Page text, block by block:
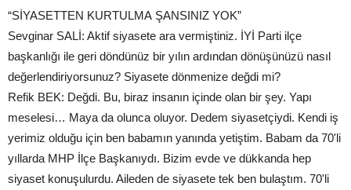
“SİYASETTEN KURTULMA ŞANSINIZ YOK”
Sevginar SALİ: Aktif siyasete ara vermiştiniz. İYİ Parti ilçe
başkanlığı ile geri döndünüz bir yılın ardından dönüşünüzü nasıl
değerlendiriyorsunuz? Siyasete dönmenize değdi mi?
Refik BEK: Değdi. Bu, biraz insanın içinde olan bir şey. Yapı
meselesi… Maya da olunca oluyor. Dedem siyasetçiydi. Kendi iş
yerimiz olduğu için ben babamın yanında yetiştim. Babam da 70'li
yıllarda MHP İlçe Başkanıydı. Bizim evde ve dükkanda hep
siyaset konuşulurdu. Aileden de siyasete tek ben bulaştım. 70'li